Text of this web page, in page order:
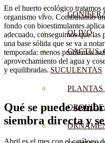
OLIVO
CACTUS,
SUCULENTAS
PLANTAS
En el huerto ecológico tratamos
organismo vivo. Combinando
fondo con bioestimulantes
adecuado, conseguimos que las
una base sólida que se va a
temporada: menos problemas
aprovechamiento del agua y
y equilibradas.
Qué se puede
siembra directa y